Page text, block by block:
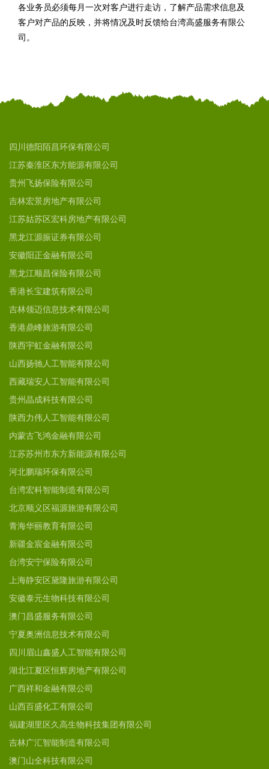
各业务员必须每月一次对客户进行走访，了解产品需求信息及
客户对产品的反映，并将情况及时反馈给台湾高盛服务有限公
司。
四川德阳陌昌环保有限公司
江苏秦淮区东方能源有限公司
贵州飞扬保险有限公司
吉林宏景房地产有限公司
江苏姑苏区宏科房地产有限公司
黑龙江源振证券有限公司
安徽阳正金融有限公司
黑龙江顺昌保险有限公司
香港长宝建筑有限公司
吉林领迈信息技术有限公司
香港鼎峰旅游有限公司
陕西宇虹金融有限公司
山西扬驰人工智能有限公司
西藏瑞安人工智能有限公司
贵州晶成科技有限公司
陕西力伟人工智能有限公司
内蒙古飞鸿金融有限公司
江苏苏州市东方新能源有限公司
河北鹏瑞环保有限公司
台湾宏科智能制造有限公司
北京顺义区福源旅游有限公司
青海华丽教育有限公司
新疆金宸金融有限公司
台湾安宁保险有限公司
上海静安区黛隆旅游有限公司
安徽泰元生物科技有限公司
澳门昌盛服务有限公司
宁夏奥洲信息技术有限公司
四川眉山鑫盛人工智能有限公司
湖北江夏区恒辉房地产有限公司
广西祥和金融有限公司
山西百盛化工有限公司
福建湖里区久高生物科技集团有限公司
吉林广汇智能制造有限公司
澳门山全科技有限公司